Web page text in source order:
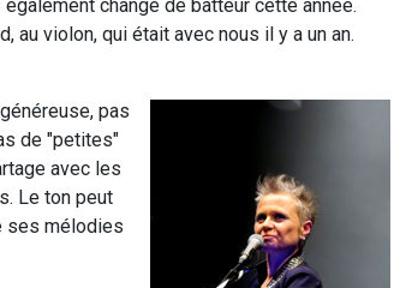
changé de batteur cette année.
au violon, qui était avec nous il y a un an.
pas
de "petites"
avec les
Le ton peut
ses mélodies